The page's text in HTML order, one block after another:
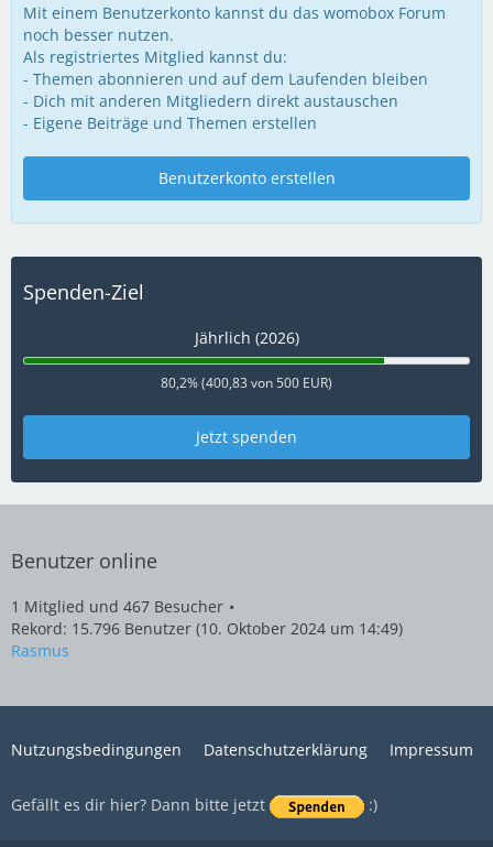
Mit einem Benutzerkonto kannst du das womobox Forum
noch besser nutzen.
Als registriertes Mitglied kannst du:
- Themen abonnieren und auf dem Laufenden bleiben
- Dich mit anderen Mitgliedern direkt austauschen
- Eigene Beiträge und Themen erstellen
Benutzerkonto erstellen
Spenden-Ziel
Jährlich (2026)
80,2% (400,83 von 500 EUR)
Jetzt spenden
Benutzer online
1 Mitglied und 467 Besucher
Rekord: 15.796 Benutzer (10. Oktober 2024 um 14:49)
Rasmus
Nutzungsbedingungen Datenschutzerklärung Impressum
Gefällt es dir hier? Dann bitte jetzt :)